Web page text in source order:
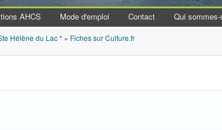
AHCS Mode d'emploi Contact Qui
Hélène du Lac * » Fiches sur Culture.fr